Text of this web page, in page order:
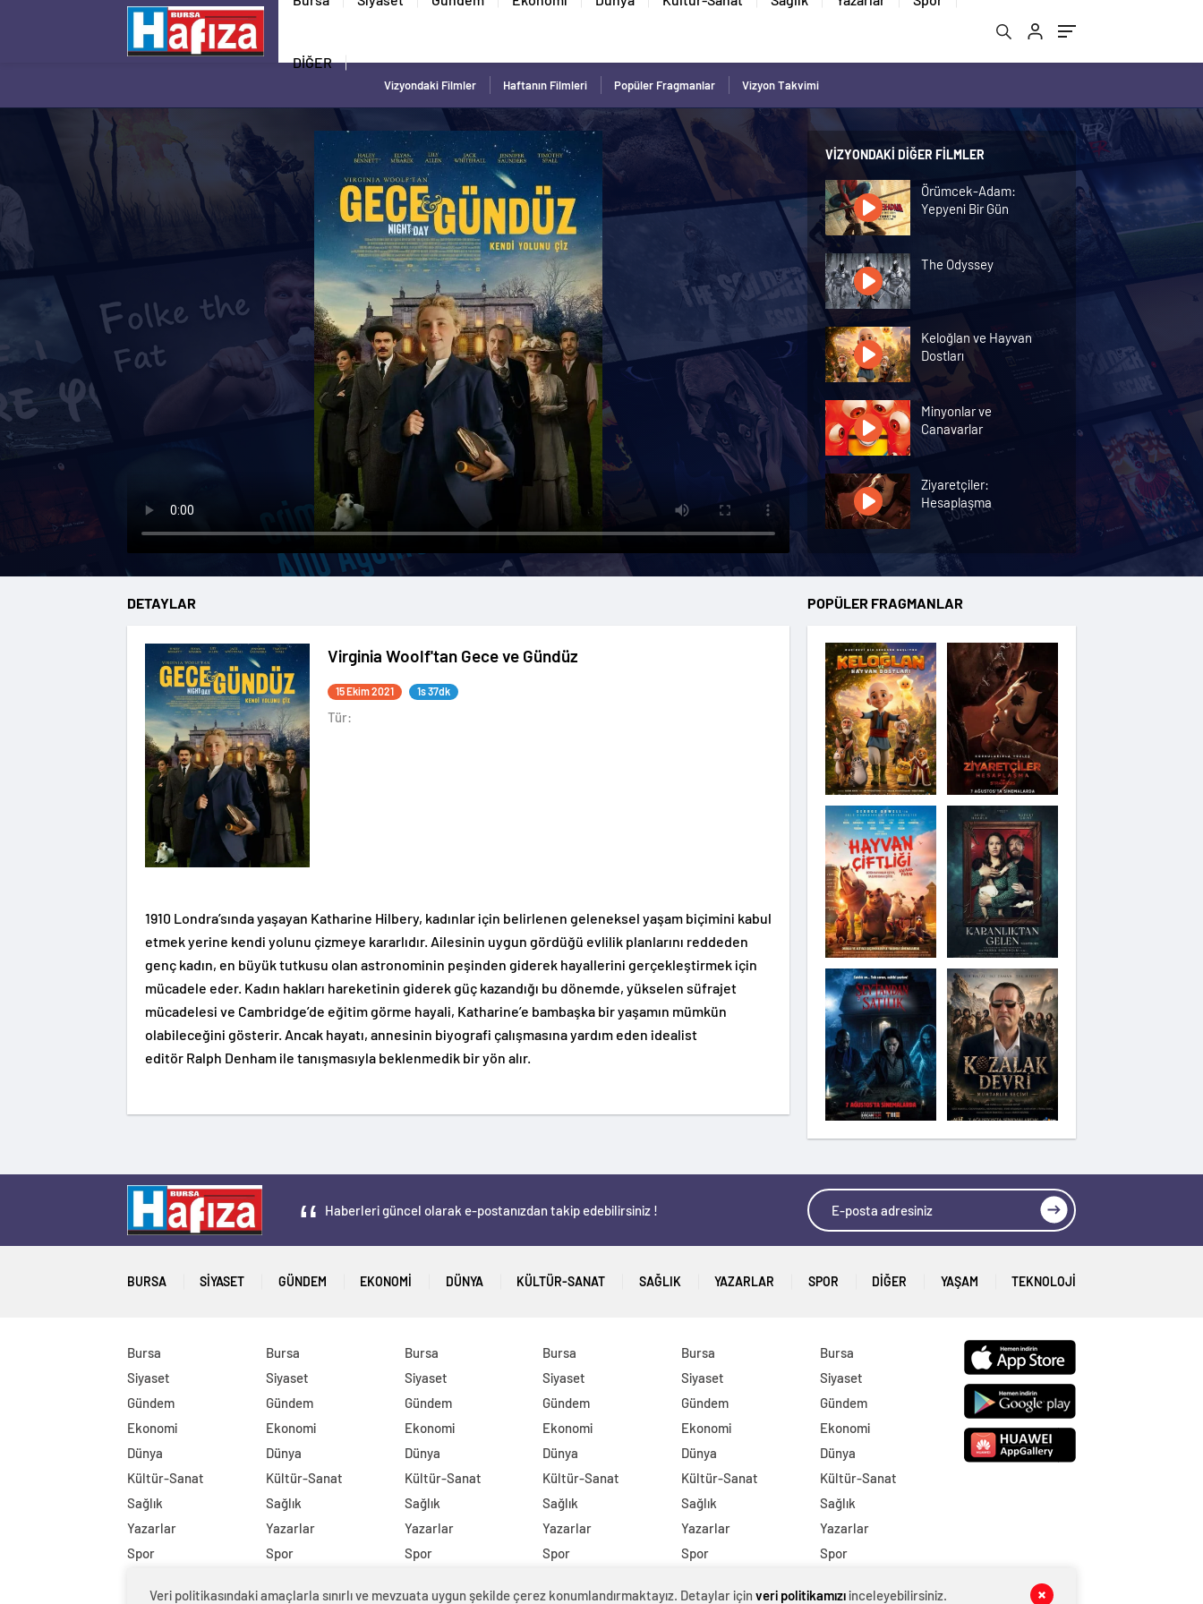
DİĞER
Vizyondaki Filmler Haftanın Filmleri Popüler Fragmanlar Vizyon Takvimi
VIZYONDAKI DIĞER FILMLER
Örümcek-Adam:
Yepyeni Bir Gün
The Odyssey
Keloğlan ve Hayvan
Dostları
Minyonlar ve
Canavarlar
Ziyaretçiler:
Hesaplaşma
Nasreddin Hoca:
Zaman Yolcusu 4
Hayvan Çiftliği
Karanlıktan Gelen
Şeytandan Satılık
Kozalak Devri
Moana
DETAYLAR
Virginia Woolf'tan Gece ve Gündüz
15 Ekim 2021 1s 37dk
Tür:
1910 Londra’sında yaşayan Katharine Hilbery, kadınlar için belirlenen geleneksel yaşam biçimini kabul
etmek yerine kendi yolunu çizmeye kararlıdır. Ailesinin uygun gördüğü evlilik planlarını reddeden
genç kadın, en büyük tutkusu olan astronominin peşinden giderek hayallerini gerçekleştirmek için
mücadele eder. Kadın hakları hareketinin giderek güç kazandığı bu dönemde, yükselen süfrajet
mücadelesi ve Cambridge’de eğitim görme hayali, Katharine’e bambaşka bir yaşamın mümkün
olabileceğini gösterir. Ancak hayatı, annesinin biyografi çalışmasına yardım eden idealist
editör Ralph Denham ile tanışmasıyla beklenmedik bir yön alır.
POPÜLER FRAGMANLAR
Haberleri güncel olarak e-postanızdan takip edebilirsiniz !
BURSA SIYASET GÜNDEM EKONOMI DÜNYA KÜLTÜR-SANAT SAĞLIK YAZARLAR SPOR DİĞER YAŞAM TEKNOLOJI
Bursa
Siyaset
Gündem
Ekonomi
Dünya
Kültür-Sanat
Sağlık
Yazarlar
Spor
Bursa
Siyaset
Gündem
Ekonomi
Dünya
Kültür-Sanat
Sağlık
Yazarlar
Spor
Bursa
Siyaset
Gündem
Ekonomi
Dünya
Kültür-Sanat
Sağlık
Yazarlar
Spor
Bursa
Siyaset
Gündem
Ekonomi
Dünya
Kültür-Sanat
Sağlık
Yazarlar
Spor
Bursa
Siyaset
Gündem
Ekonomi
Dünya
Kültür-Sanat
Sağlık
Yazarlar
Spor
Bursa
Siyaset
Gündem
Ekonomi
Dünya
Kültür-Sanat
Sağlık
Yazarlar
Spor
Veri politikasındaki amaçlarla sınırlı ve mevzuata uygun şekilde çerez konumlandırmaktayız. Detaylar için veri politikamızıinceleyebilirsiniz.